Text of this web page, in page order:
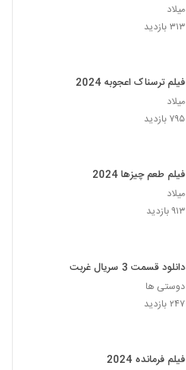
میلاد
۳۱۳ بازدید
فیلم ترسناک اعجوبه 2024
میلاد
۷۹۵ بازدید
فیلم طعم چیزها 2024
میلاد
۹۱۳ بازدید
دانلود قسمت 3 سریال غربت
دوستی ها
۲۴۷ بازدید
فیلم فرمانده 2024